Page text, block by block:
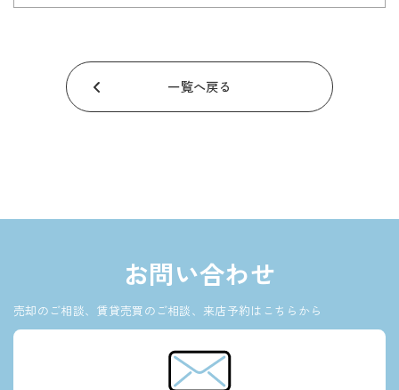
一覧へ戻る
お問い合わせ
売却のご相談、賃貸売買のご相談、来店予約はこちらから